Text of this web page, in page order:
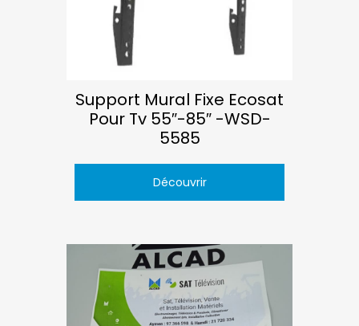
Support Mural Fixe Ecosat
Pour Tv 55″-85″ -WSD-
5585
Découvrir